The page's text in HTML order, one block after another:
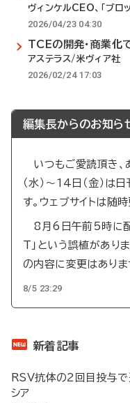
ヴィンケルCEO、「ブロ
2026/04/23 04:30
TCEの開発・商業化
アステラス/米ヴィア社
2026/02/24 17:03
編集長からのお知ら
いつもご愛読頂き、
（水）～14日（金）は
す。ウェブサイトは随時
8月6日午前5時に配
T」という誤植があり
の内容に変更はありま
8/5 23:29
新着記事
RSV抗体の2回目投与
シア